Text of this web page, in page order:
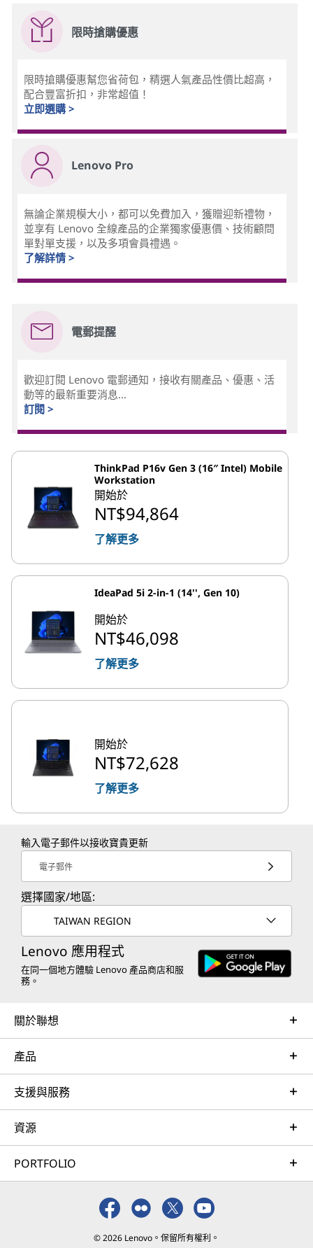
限時搶購優惠
限時搶購優惠幫您省荷包，精選人氣產品性價比超高，
配合豐富折扣，非常超值！
立即選購 >
Lenovo Pro
無論企業規模大小，都可以免費加入，獲贈迎新禮物，
並享有 Lenovo 全線產品的企業獨家優惠價、技術顧問
單對單支援，以及多項會員禮遇。
了解詳情 >
電郵提醒
歡迎訂閱 Lenovo 電郵通知，接收有關產品、優惠、活
動等的最新重要消息...
訂閱 >
ThinkPad P16v Gen 3 (16″ Intel) Mobile
Workstation
開始於
NT$94,864
了解更多
IdeaPad 5i 2-in-1 (14'', Gen 10)
開始於
NT$46,098
了解更多
開始於
NT$72,628
了解更多
輸入電子郵件以接收寶貴更新
電子郵件
選擇國家/地區:
TAIWAN REGION
Lenovo 應用程式
在同一個地方體驗 Lenovo 產品商店和服
務。
關於聯想
產品
支援與服務
資源
PORTFOLIO
© 2026 Lenovo。保留所有權利。